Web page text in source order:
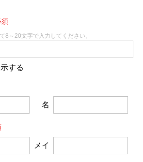
8～20文字で入力してください。
する
名
メイ